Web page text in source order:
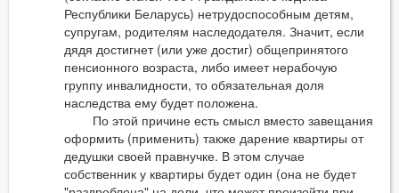
Республики Беларусь) нетрудоспособным детям,
супругам, родителям наследодателя. Значит, если
дядя достигнет (или уже достиг) общепринятого
пенсионного возраста, либо имеет нерабочую
группу инвалидности, то обязательная доля
наследства ему будет положена.
По этой причине есть смысл вместо завещания
оформить (применить) также дарение квартиры от
дедушки своей правнучке. В этом случае
собственник у квартиры будет один (она не будет